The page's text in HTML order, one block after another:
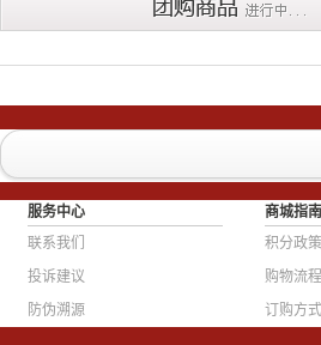
服务中心
联系我们
投诉建议
防伪溯源
商城指南
积分政策
购物流程
订购方式